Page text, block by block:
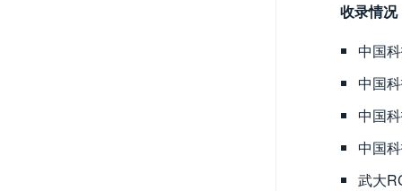
收录情况
中国
中国
中国
中国
武大